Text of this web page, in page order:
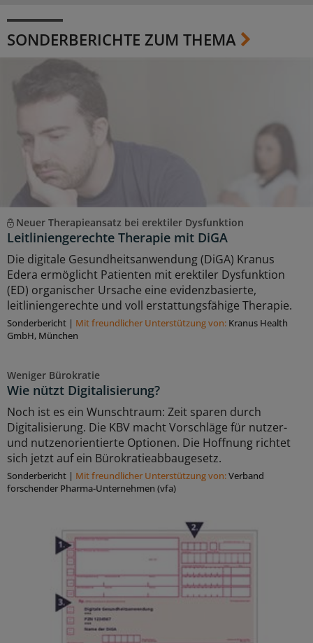
SONDERBERICHTE ZUM THEMA
Neuer Therapieansatz bei erektiler Dysfunktion
Leitliniengerechte Therapie mit DiGA
Die digitale Gesundheitsanwendung (DiGA) Kranus
Edera ermöglicht Patienten mit erektiler Dysfunktion
(ED) organischer Ursache eine evidenzbasierte,
leitliniengerechte und voll erstattungsfähige Therapie.
Sonderbericht | Mit freundlicher Unterstützung von: Kranus Health
GmbH, München
Weniger Bürokratie
Wie nützt Digitalisierung?
Noch ist es ein Wunschtraum: Zeit sparen durch
Digitalisierung. Die KBV macht Vorschläge für nutzer-
und nutzenorientierte Optionen. Die Hoffnung richtet
sich jetzt auf ein Bürokratieabbaugesetz.
Sonderbericht | Mit freundlicher Unterstützung von:Verband
forschender Pharma-Unternehmen (vfa)